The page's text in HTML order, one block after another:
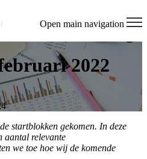
Open main navigation
2022
startblokken gekomen. In deze
aantal relevante
we toe hoe wij de komende